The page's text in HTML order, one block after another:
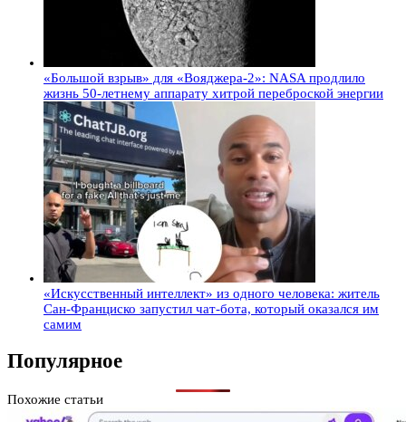
«Большой взрыв» для «Вояджера-2»: NASA продлило
жизнь 50-летнему аппарату хитрой переброской энергии
«Искусственный интеллект» из одного человека: житель
Сан-Франциско запустил чат-бота, который оказался им
самим
Популярное
Похожие статьи